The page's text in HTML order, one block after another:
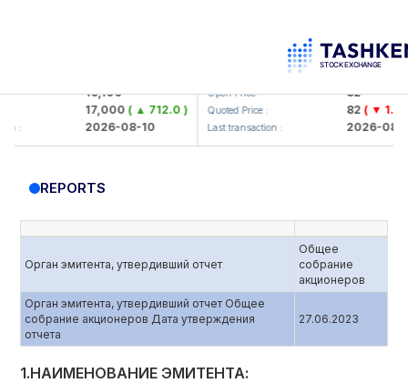
16,100
17,000( ▲ 712.0 )
2026-08-10
KFSK (<Kafolat sug'urta
Open Price : 82
Quoted Price : ( ▼ 1.91 )
Last transaction : 2026-08-10
REPORTS
Орган эмитента, утвердивший отчет
Общее
собрание
акционеров
Орган эмитента, утвердивший отчет Общее
собрание акционеров Дата утверждения
отчета
27.06.2023
1.НАИМЕНОВАНИЕ ЭМИТЕНТА: